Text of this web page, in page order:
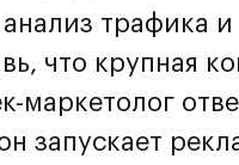
трафика и
что крупная
запускает